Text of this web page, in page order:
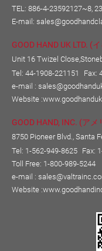
TEL: 886-4-23592127~8,
E-mail:
GOOD HAND UK LTD. (
Unit 16 Twizel
Tel: 44-1908-221151
Fax:
e-mail :
Website :
GOOD HAND, INC. (アメ
8750 Pioneer Blvd., Santa
Tel: 1-562-949-8625 Fax:
Toll Free: 1-800-989-5244
e-mail :
Website :